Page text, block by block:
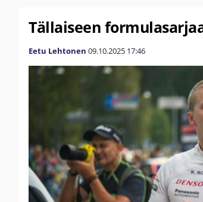
Tällaiseen
Eetu Lehtonen 09.10.2025 17:46